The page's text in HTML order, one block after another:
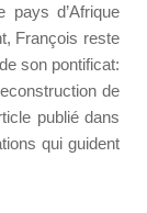
pays d’Afrique
François reste
son pontificat:
de
publié dans
qui guident